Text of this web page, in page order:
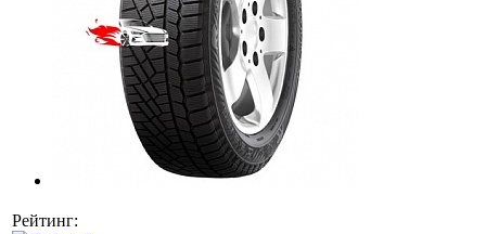
Рейтинг: